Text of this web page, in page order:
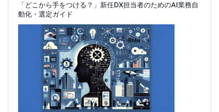
「どこから手をつける？」新任DX担当者のためのAI業務自
動化・選定ガイド